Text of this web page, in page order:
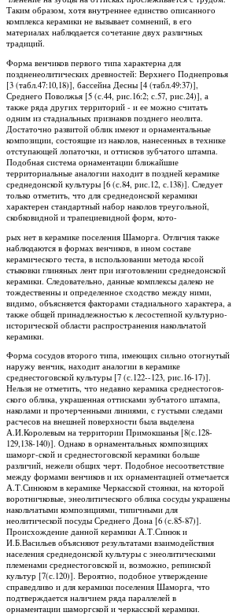
Таким образом, хотя внутреннее единство описанного
комплекса керамики не вызывает сомнений, в его
материалах наблюдается сочетание двух различных
традиций.
Форма венчиков первого типа характерна для
поздненеолитических древностей: Верхнего Поднепровья
[3 (табл.47:10,18)], бассейна Десны [4 (табл.49:37)],
Среднего Поволжья [5 (с.44, рис.16:2; с.57, рис.24)], а
также ряда других территорий - и ее можно считать
одним из стадиальных признаков позднего неолита.
Достаточно развитой облик имеют и орнаментальные
композиции, состоящие из наколов, нанесенных в технике
отступающей лопаточки, и оттисков зубчатого штампа.
Подобная система орнаментации ближайшие
территориальные аналогии находит в поздней керамике
среднедонской культуры [6 (с.84, рис.12, с.138)]. Следует
только отметить, что для среднедонской керамики
характерен стандартный набор наколов треугольной,
скобковидной и трапециевидной форм, кото-
рых нет в керамике поселения Шаморга. Отличия также
наблюдаются в формах венчиков, в ином составе
керамического теста, в использовании метода косой
стыковки глиняных лент при изготовлении среднедонской
керамики. Следовательно, данные комплексы далеко не
тождественны и определенное сходство между ними,
видимо, объясняется факторами стадиального характера, а
также общей принадлежностью к лесостепной культурно-
исторической области распространения накольчатой
керамики.
Форма сосудов второго типа, имеющих сильно отогнутый
наружу венчик, находит аналогии в керамике
среднестоговской культуры [7 (с.122--123, рис.16-17)].
Нельзя не отметить, что недавно керамика среднестогов-
ского облика, украшенная оттисками зубчатого штампа,
наколами и прочерченными линиями, с густыми следами
расчесов на внешней поверхности была выделена
А.И.Королевым на территории Примокшанья [8(с.128-
129,138-140)]. Однако в орнаментальных композициях
шаморг-ской и среднестоговской керамики больше
различий, нежели общих черт. Подобное несоответствие
между формами венчиков и их орнаментацией отмечается
А.Т.Синюком в керамике Черкасской стоянки, на которой
воротничковые, энеолитического облика сосуды украшены
накольчатыми композициями, типичными для
неолитической посуды Среднего Дона [6 (с.85-87)].
Происхождение данной керамики А.Т.Синюк и
И.Б.Васильев объясняют результатами взаимодействия
населения среднедонской культуры с энеолитическими
племенами среднестоговской и, возможно, репинской
культур [7(с.120)]. Вероятно, подобное утверждение
справедливо и для керамики поселения Шаморга, что
подтверждается наличием ряда параллелей в
орнаментации шаморгской и черкасской керамики.